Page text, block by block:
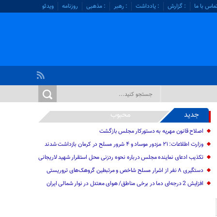
با ما : گزارش : یادداشت : رهبر : مذهبی روزنامه ویدئو
جدید محبوب
اصلاح قانون مهریه به دستورکار مجلس بازگشت
وزارت اطلاعات: ۲۱ مزدور موساد و ۴ شرور مسلح در کرمان بازداشت شدند
تکذیب ادعای نماینده مجلس درباره نحوه ردزنی محل استقرار شهید لاریجانی
دستگیری ۸ نفر از اشرار مسلح شاخص و مرتبطین گروهک‌های تروریستی
افزایش 2 درجه‌ای دما در برخی مناطق/ هوای معتدل در نوار شمالی ایران